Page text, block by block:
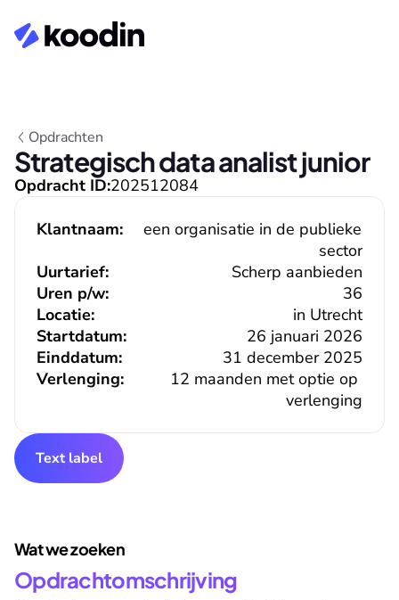
Opdrachten
Strategisch data analist junior
Opdracht ID:202512084
Klantnaam:
een organisatie in de publieke
sector
Uurtarief:
Scherp aanbieden
36
Uren p/w:
Locatie:
in Utrecht
Verlenging:
12 maanden met optie op
verlenging
Einddatum: 31 december 2025
Startdatum: 26 januari 2026
Text label
Wat we zoeken
Opdrachtomschrijving